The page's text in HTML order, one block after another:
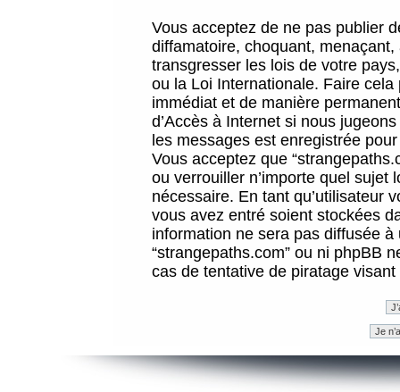
Vous acceptez de ne pas publier
diffamatoire, choquant,
transgresser les lois de votre
ou la Loi Internationale. Faire
immédiat et de manière
d’Accès à Internet si nous
les messages est enregistrée
Vous acceptez que
ou verrouiller n’importe quel sujet
nécessaire. En tant qu’utilisateur
vous avez entré soient stockées
information ne sera pas diffusée
“strangepaths.com” ou ni phpBB
cas de tentative de piratage